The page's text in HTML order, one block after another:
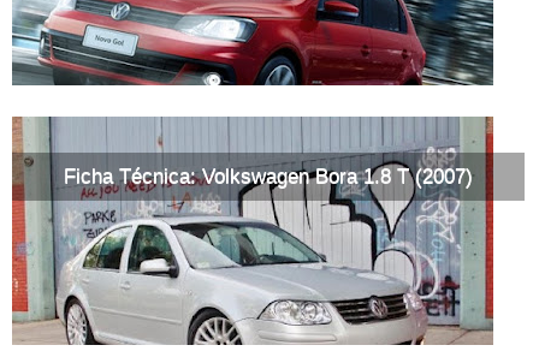
Ficha Técnica: Volkswagen Bora 1.8 T (2007)